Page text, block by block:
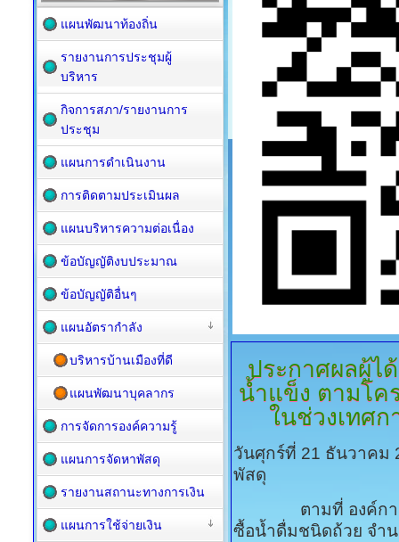
ประกาศผลผู้ไ
น้ำแข็ง ตามโค
ในช่วงเทศก
วันศุกร์ที่ 21 ธันวาคม
พัสดุ
ตามที่ องค์การบริ
ซื้อน้ำดื่มชนิดถ้วย จำ
แผนพัฒนาท้องถิ่น
รายงานการประชุมผู้
บริหาร
กิจการสภา/รายงานการ
ประชุม
แผนการดำเนินงาน
การติดตามประเมินผล
แผนบริหารความต่อเนื่อง
ข้อบัญญัติงบประมาณ
ข้อบัญญัติอื่นๆ
แผนอัตรากำลัง
บริหารบ้านเมืองที่ดี
แผนพัฒนาบุคลากร
การจัดการองค์ความรู้
แผนการจัดหาพัสดุ
รายงานสถานะทางการเงิน
แผนการใช้จ่ายเงิน